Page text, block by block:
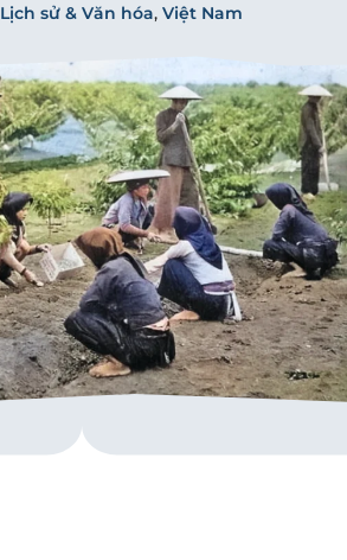
Lịch sử & Văn hóa,Việt Nam